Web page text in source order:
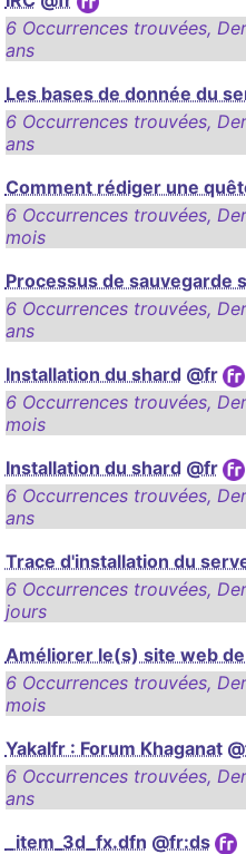
6 Occurrences trouvées,
ans
Les bases de donnée du
6 Occurrences trouvées,
ans
Comment rédiger une
6 Occurrences trouvées,
mois
Processus de sauvegarde
6 Occurrences trouvées,
ans
Installation du shard @fr
6 Occurrences trouvées,
mois
Installation du shard @fr
6 Occurrences trouvées,
ans
Trace d'installation du
6 Occurrences trouvées,
jours
Améliorer le(s) site web
6 Occurrences trouvées,
mois
Yakalfr : Forum Khaganat
6 Occurrences trouvées,
ans
_item_3d_fx.dfn @fr:ds